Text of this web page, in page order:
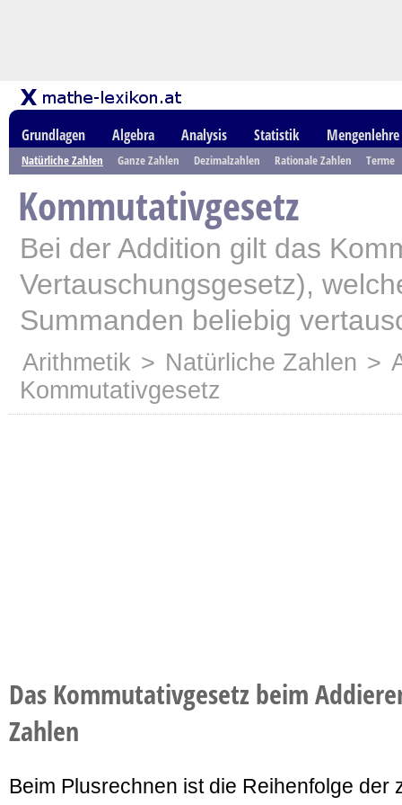
Grundlagen Algebra Analysis Statistik Mengenlehre
Natürliche Zahlen Ganze Zahlen Dezimalzahlen Rationale Zahlen Terme
Kommutativgesetz
Bei der Addition gilt das
Vertauschungsgesetz),
Summanden beliebig
Arithmetik > Natürliche Zahlen >
Kommutativgesetz
Das Kommutativgesetz beim
Zahlen
Beim Plusrechnen ist die Reihenfolge der